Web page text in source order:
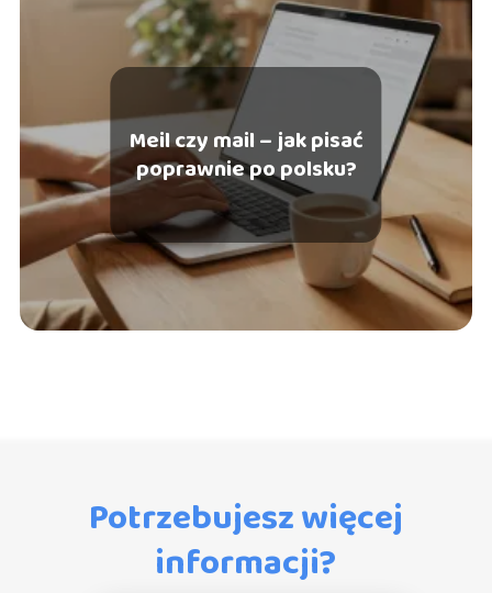
Meil czy mail – jak pisać
poprawnie po polsku?
Potrzebujesz więcej
informacji?